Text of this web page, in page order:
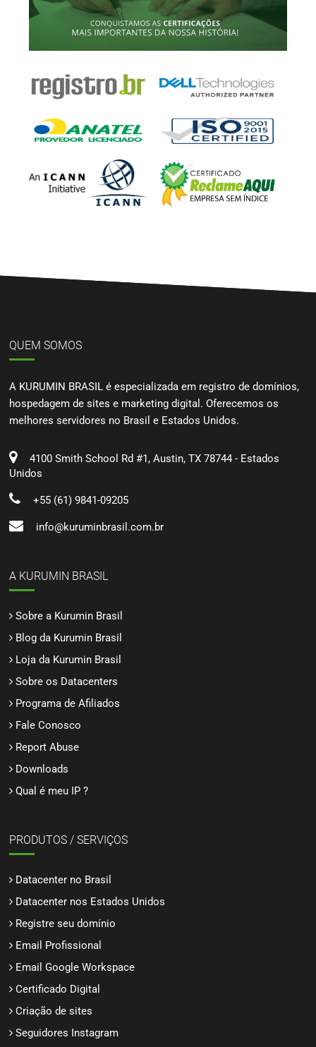
QUEM SOMOS
A KURUMIN BRASIL é especializada em registro de domínios,
hospedagem de sites e marketing digital. Oferecemos os
melhores servidores no Brasil e Estados Unidos.
4100 Smith School Rd #1, Austin, TX 78744 - Estados
Unidos
+55 (61) 9841-09205
info@kuruminbrasil.com.br
A KURUMIN BRASIL
Sobre a Kurumin Brasil
Blog da Kurumin Brasil
Loja da Kurumin Brasil
Sobre os Datacenters
Programa de Afiliados
Fale Conosco
Report Abuse
Downloads
Qual é meu IP ?
PRODUTOS / SERVIÇOS
Datacenter no Brasil
Datacenter nos Estados Unidos
Registre seu domínio
Email Profissional
Email Google Workspace
Certificado Digital
Criação de sites
Seguidores Instagram